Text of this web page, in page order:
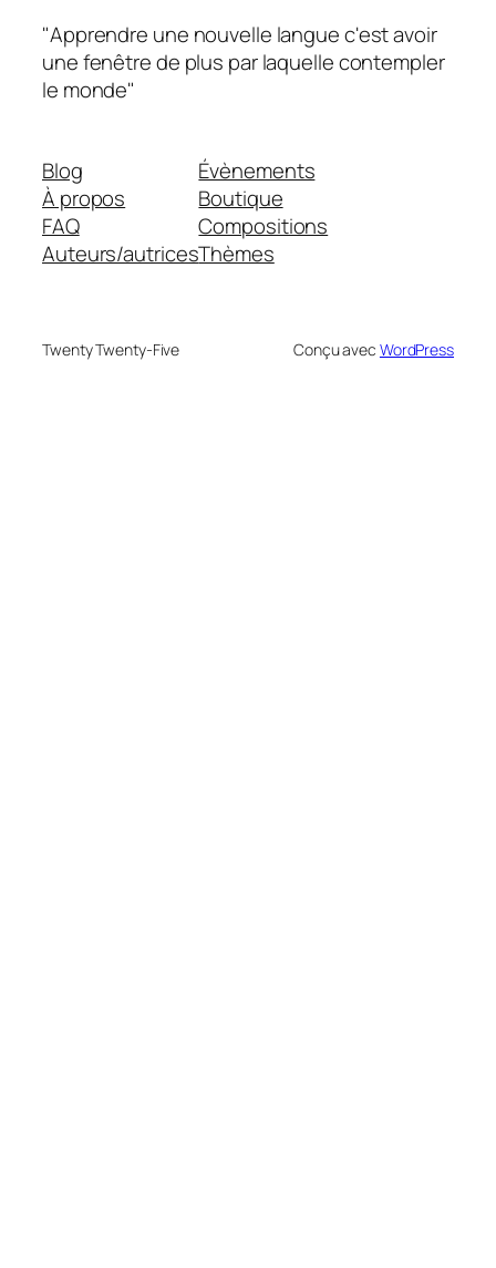
"Apprendre une nouvelle langue c'est avoir
une fenêtre de plus par laquelle contempler
le monde"
Blog
À propos
FAQ
Auteurs/autrices
Évènements
Boutique
Compositions
Thèmes
Twenty Twenty-Five Conçu avec WordPress